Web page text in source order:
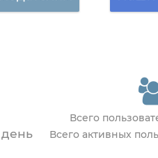
день
Всего
Всего активных